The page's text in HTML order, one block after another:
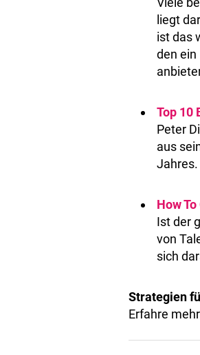
liegt
ist das
den
Top 10
Peter
aus
Jahres.
How
Ist der
von
sich
Strategien
Erfahre mehr